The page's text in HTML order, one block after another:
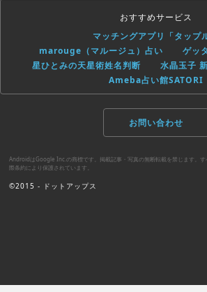
おすすめサービス
マッチングアプリ「タップ
marouge（マルージュ）占い
ゲッ
星ひとみの天星術姓名判断
水晶玉子
Ameba占い館SATORI
お問い合わせ
AndroidはGoogle Inc.の商標です。掲載記事・写真の無断転載を禁じます。
際条約により保護されています。
©2015 - ドットアップス